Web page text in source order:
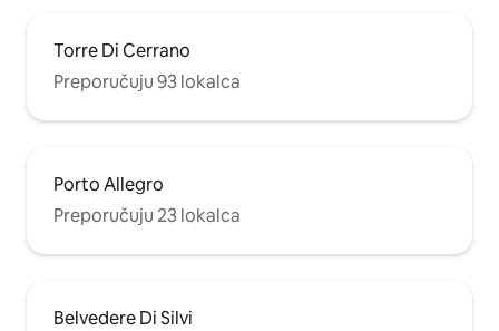
Torre Di Cerrano
Preporučuju 93 lokalca
Porto Allegro
Preporučuju 23 lokalca
Belvedere Di Silvi